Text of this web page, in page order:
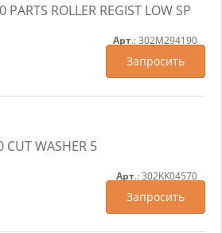
ROLLER REGIST LOW SP
Арт.: 302M294190
Запросить
CUT WASHER 5
Арт.: 302KK04570
Запросить